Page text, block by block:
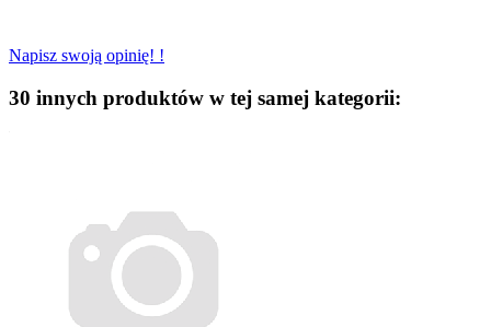
Napisz swoją opinię! !
30 innych produktów w tej samej kategorii: